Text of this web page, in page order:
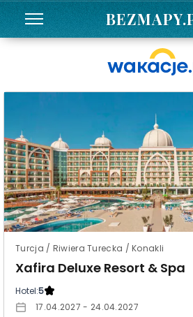
Turcja / Riwiera Turecka / Konakli
Xafira Deluxe Resort & Spa
Hotel:5
17.04.2027 - 24.04.2027